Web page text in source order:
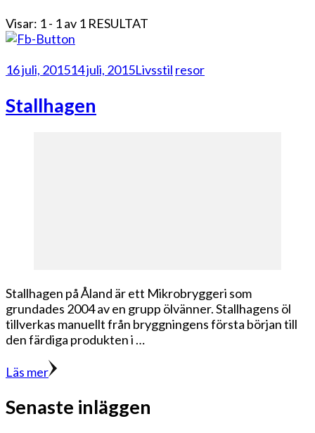
Visar: 1 - 1 av 1 RESULTAT
16 juli, 201514 juli, 2015Livsstil resor
Stallhagen
Stallhagen på Åland är ett Mikrobryggeri som
grundades 2004 av en grupp ölvänner. Stallhagens öl
tillverkas manuellt från bryggningens första början till
den färdiga produkten i …
Läs mer
Senaste inläggen